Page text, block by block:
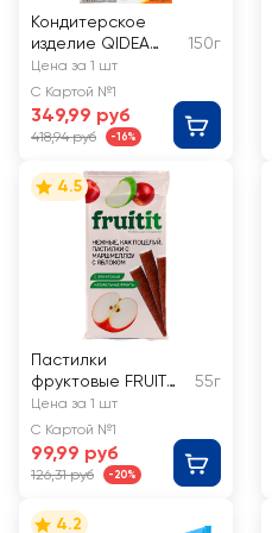
Кондитерское
изделие QIDEA
Моти-ролл со
вкусом молочный
манго
150г
Цена за 1 шт
С Картой №1
349,99 руб
418,94 руб -16%
4.5
Пастилки
фруктовые FRUIT
Яблоко, с
маршмеллоу
55г
Цена за 1 шт
С Картой №1
99,99 руб
126,31 руб -20%
4.2